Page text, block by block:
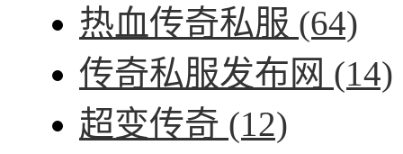
热血传奇私服 (64)
传奇私服发布网 (14)
超变传奇 (12)